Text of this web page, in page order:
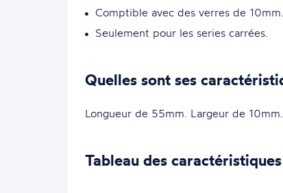
Comptible avec des verres de 10mm.
Seulement pour les series carrées.
Quelles sont ses
Longueur de 55mm. Largeur de 10mm.
Tableau des